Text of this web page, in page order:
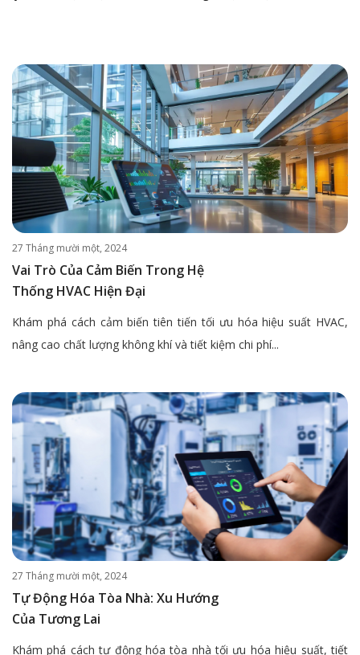
27 Tháng mười một, 2024
Vai Trò Của Cảm Biến Trong Hệ
Thống HVAC Hiện Đại
Khám phá cách cảm biến tiên tiến tối ưu hóa hiệu suất HVAC,
nâng cao chất lượng không khí và tiết kiệm chi phí...
27 Tháng mười một, 2024
Tự Động Hóa Tòa Nhà: Xu Hướng
Của Tương Lai
Khám phá cách tự động hóa tòa nhà tối ưu hóa hiệu suất, tiết